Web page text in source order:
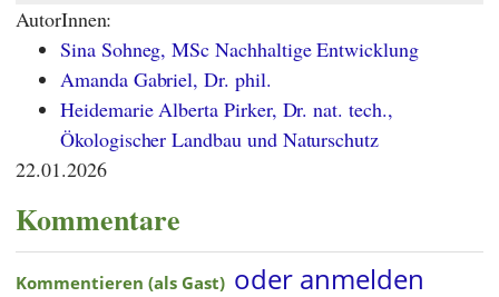
AutorInnen:
Sina Sohneg, MSc Nachhaltige Entwicklung
Amanda Gabriel, Dr. phil.
Heidemarie Alberta Pirker, Dr. nat. tech.,
Ökologischer Landbau und Naturschutz
22.01.2026
Kommentare